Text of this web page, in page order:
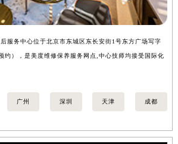
服务中心位于北京市东城区东长安街1号东方广场写字
约），是美度维修保养服务网点,中心技师均接受国际化
广州 深圳 天津 成都